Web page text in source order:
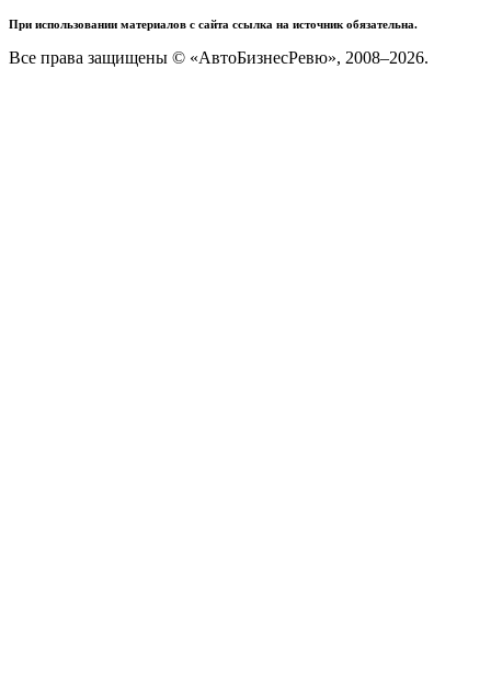
При использовании материалов с сайта ссылка на источник обязательна.
Все права защищены © «АвтоБизнесРевю», 2008–2026.